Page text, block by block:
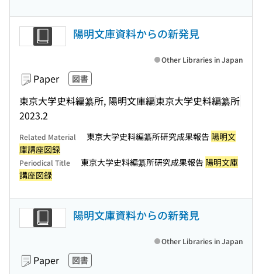
陽明文庫資料からの新発見
Paper 図書
東京大学史料編纂所, 陽明文庫編東京大学史料編纂所
2023.2
Other Libraries in Japan
Related Material 東京大学史料編纂所研究成果報告 陽明文
庫講座図録
Periodical Title 東京大学史料編纂所研究成果報告 陽明文庫
講座図録
陽明文庫資料からの新発見
Paper 図書
Other Libraries in Japan